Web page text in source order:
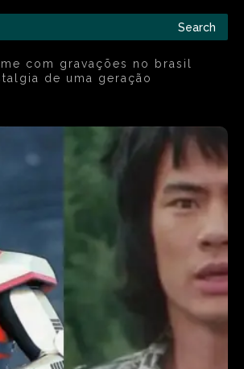
Search
com gravações no brasil
de uma geração